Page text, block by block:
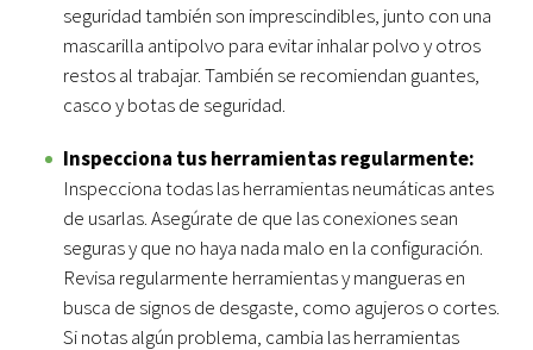
seguridad también son imprescindibles, junto con una
mascarilla antipolvo para evitar inhalar polvo y otros
restos al trabajar. También se recomiendan guantes,
casco y botas de seguridad.
Inspecciona tus herramientas regularmente:
Inspecciona todas las herramientas neumáticas antes
de usarlas. Asegúrate de que las conexiones sean
seguras y que no haya nada malo en la configuración.
Revisa regularmente herramientas y mangueras en
busca de signos de desgaste, como agujeros o cortes.
Si notas algún problema, cambia las herramientas